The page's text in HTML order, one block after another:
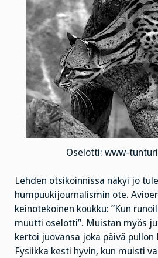
Oselotti: www-
Lehden otsikoinnissa näkyi jo
humpuukijournalismin ote.
keinotekoinen koukku: ”Kun
muutti oselotti”. Muistan myös
kertoi juovansa joka päivä pullon
Fysiikka kesti hyvin, kun muisti